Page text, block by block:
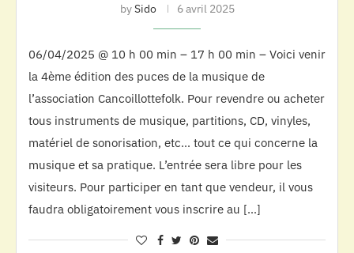
bySido 6 avril 2025
06/04/2025 @ 10 h 00 min – 17 h 00 min – Voici venir
la 4ème édition des puces de la musique de
l’association Cancoillottefolk. Pour revendre ou acheter
tous instruments de musique, partitions, CD, vinyles,
matériel de sonorisation, etc… tout ce qui concerne la
musique et sa pratique. L’entrée sera libre pour les
visiteurs. Pour participer en tant que vendeur, il vous
faudra obligatoirement vous inscrire au […]